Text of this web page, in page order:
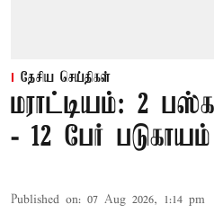
தேசிய செய்திகள்
மராட்டியம்: 2
- 12 பேர் படுகாயம்
Published on: 07 Aug 2026, 1:14 pm